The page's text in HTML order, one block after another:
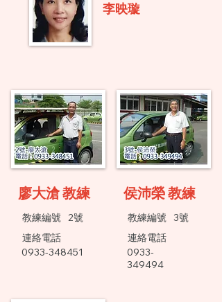
李映璇
廖大滄 教練
​教練編號 2號
連絡電話
0933-348451
侯沛榮 教練
​教練編號 3號
連絡電話
0933-
349494